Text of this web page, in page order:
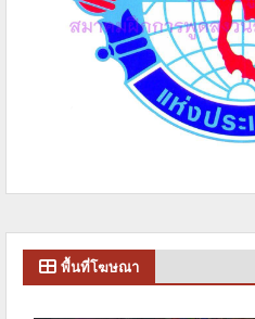
พื้นที่โฆษณา